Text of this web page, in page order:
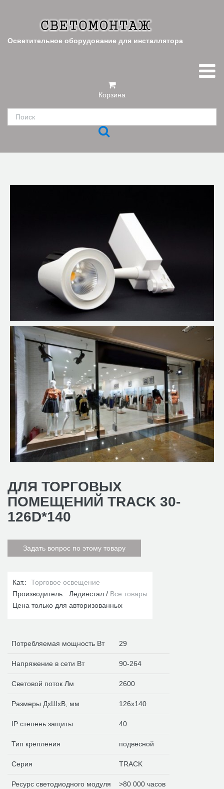
Осветительное оборудование для инсталлятора
Корзина
ДЛЯ ТОРГОВЫХ
ПОМЕЩЕНИЙ TRACK 30-
126D*140
Задать вопрос по этому товару
Кат.:
Торговое освещение
Производитель:
Лединстал
Все товары
Цена только для авторизованных
Потребляемая мощность Вт 29
Напряжение в сети Вт 90-264
Световой поток Лм 2600
Размеры ДхШхВ, мм 126х140
IP степень защиты 40
Тип крепления подвесной
Серия TRACK
Ресурс светодиодного модуля >80 000 часов